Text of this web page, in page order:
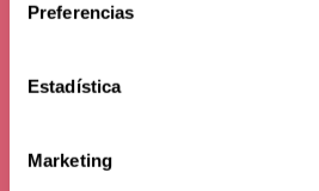
Preferencias
Estadística
Marketing